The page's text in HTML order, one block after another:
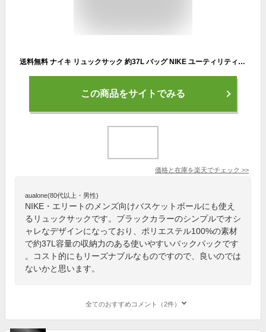
送料無料 ナイキ リュックサック 約37L バッグ NIKE ユーティリティ エリート バックパック2.0 ユニセックス スポーツバッグ 多機能 鞄 通勤 ビジネス 通学 普段使い カジュアル 普段使い メンズリュック カバン デイパック ブランド かばん/FN4173-010【ギフト不可】
この商品をサイトでみる
価格と在庫を楽天でチェック >>
aualone(80代以上・男性)
NIKE・エリートのメンズ向けバスケットボールにも使え
るリュックサックです。ブラックカラーのシンプルでオシ
ャレなデザインになっており、ポリエステル100%の素材
で約37L容量の収納力のある使いやすいバックパックです
。コスト的にもリーズナブルなものですので、良いのでは
ないかと思います。
全てのおすすめコメント（2件）